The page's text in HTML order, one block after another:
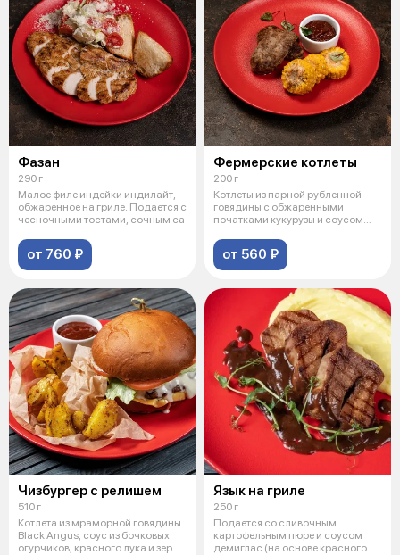
Фазан
290 г
Малое филе индейки индилайт,
обжаренное на гриле. Подается с
чесночными тостами, сочным са
от 760 ₽
Фермерские котлеты
200 г
Котлеты из парной рубленной
говядины с обжаренными
початками кукурузы и соусом
от 560 ₽
Чизбургер с релишем
510 г
Котлета из мраморной говядины
Black Angus, соус из бочковых
огурчиков, красного лука и зер
Язык на гриле
250 г
Подается со сливочным
картофельным пюре и соусом
демиглас (на основе красного